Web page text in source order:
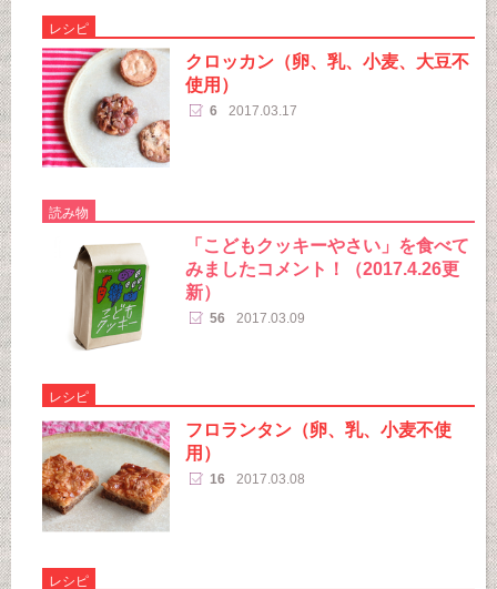
レシピ
クロッカン（卵、乳、小麦、大豆不
使用）
6 2017.03.17
読み物
「こどもクッキーやさい」を食べて
みましたコメント！（2017.4.26更
新）
56 2017.03.09
レシピ
フロランタン（卵、乳、小麦不使
用）
16 2017.03.08
レシピ